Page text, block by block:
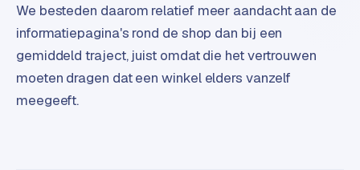
We besteden daarom relatief meer aandacht aan de
informatiepagina's rond de shop dan bij een
gemiddeld traject, juist omdat die het vertrouwen
moeten dragen dat een winkel elders vanzelf
meegeeft.